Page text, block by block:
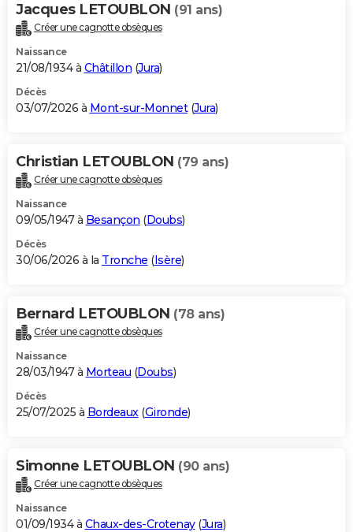
Alimentation
Guide de la santé
Maladies
Médicaments
Sommeil
VOYAGE
Destinations
City break
Voyage nature
Voyage de noces
Forum
Climat
+PHOTO
GUIDES D'ACHAT
BONS PLANS
Carte de Noël
Carte Bonne année
Carte Saint-Valentin
Carte Pâques
Carte d'anniversaire
DICTIONNAIRE
Dictionnaire
Biographies
Citations
Expressions
Proverbes
PROGRAMME TV
S'inscrire
Se connecter
Lycées
Collèges
Primaires
Universités
Entreprises
Service militaire
Avis de recherche
AVIS DE DÉCÈS
Bricolage
Lifestyle
Culture
Sport
Auto
Television
Voyage
Cinema
Jacques LETOUBLON (91 ans)
Créer une cagnotte obsèques
Naissance
21/08/1934 à Châtillon (Jura)
Décès
03/07/2026 à Mont-sur-Monnet(Jura)
Christian LETOUBLON (79 ans)
Créer une cagnotte obsèques
Naissance
09/05/1947 à Besançon (Doubs)
Décès
30/06/2026 à la Tronche (Isère)
Bernard LETOUBLON (78 ans)
Créer une cagnotte obsèques
Naissance
28/03/1947 à Morteau (Doubs)
Décès
25/07/2025 à Bordeaux(Gironde)
Simonne LETOUBLON (90 ans)
Créer une cagnotte obsèques
Naissance
01/09/1934 à Chaux-des-Crotenay(Jura)